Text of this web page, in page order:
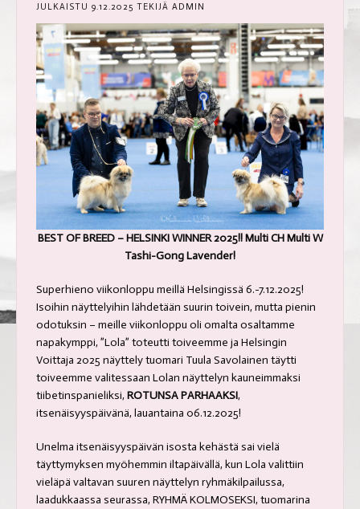
JULKAISTU 9.12.2025 TEKIJÄ ADMIN
BEST OF BREED – HELSINKI WINNER 2025!! Multi CH Multi W
Tashi-Gong Lavender!
Superhieno viikonloppu meillä Helsingissä 6.-7.12.2025!
Isoihin näyttelyihin lähdetään suurin toivein, mutta pienin
odotuksin – meille viikonloppu oli omalta osaltamme
napakymppi, ”Lola” toteutti toiveemme ja Helsingin
Voittaja 2025 näyttely tuomari Tuula Savolainen täytti
toiveemme valitessaan Lolan näyttelyn kauneimmaksi
tiibetinspanieliksi, ROTUNSA PARHAAKSI,
itsenäisyyspäivänä, lauantaina 06.12.2025!
Unelma itsenäisyyspäivän isosta kehästä sai vielä
täyttymyksen myöhemmin iltapäivällä, kun Lola valittiin
vieläpä valtavan suuren näyttelyn ryhmäkilpailussa,
laadukkaassa seurassa, RYHMÄ KOLMOSEKSI, tuomarina